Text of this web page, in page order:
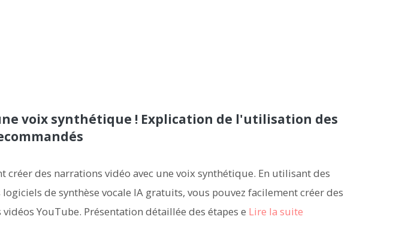
voix synthétique ! Explication de l'utilisation des
créer des narrations vidéo avec une voix synthétique. En utilisant des
de synthèse vocale IA gratuits, vous pouvez facilement créer des
YouTube. Présentation détaillée des étapes e Lire la suite